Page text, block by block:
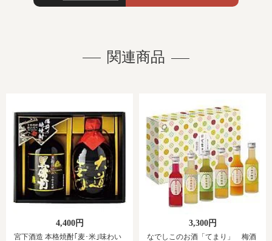
関連商品
4,400円
宮下酒造 本格焼酎｢麦･米｣味わい
3,300円
なでしこのお酒「てまり」 梅酒